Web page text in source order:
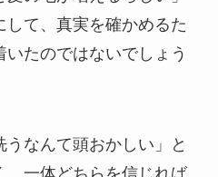
して、真実を確かめるた
たのではないでしょう
なんて頭おかしい」と
、一体どちらを信じれば